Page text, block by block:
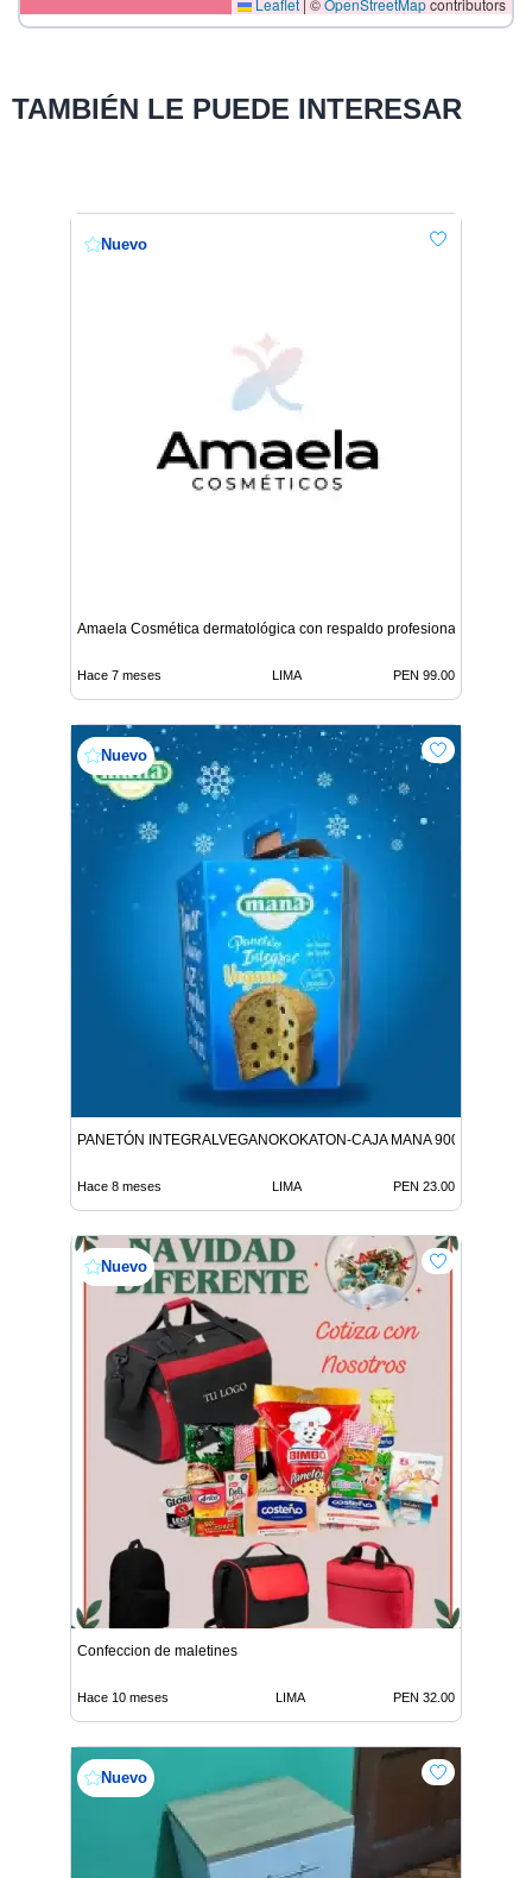
TAMBIÉN LE PUEDE INTERESAR
Nuevo
Amaela Cosmética dermatológica con respaldo profesional
Hace 7 meses LIMA PEN 99.00
Nuevo
PANETÓN INTEGRALVEGANOKOKATON-CAJA MANA 900G
Hace 8 meses LIMA PEN 23.00
Nuevo
Confeccion de maletines
Hace 10 meses LIMA PEN 32.00
Nuevo